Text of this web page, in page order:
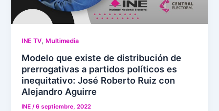
INE TV, Multimedia
Modelo que existe de distribución de
prerrogativas a partidos políticos es
inequitativo: José Roberto Ruiz con
Alejandro Aguirre
INE/6 septiembre, 2022